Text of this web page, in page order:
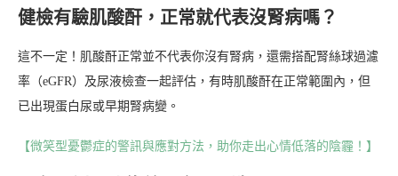
健檢有驗肌酸酐，正常就代表沒腎病嗎？
這不一定！肌酸酐正常並不代表你沒有腎病，還需搭配腎絲球過濾
率（eGFR）及尿液檢查一起評估，有時肌酸酐在正常範圍內，但
已出現蛋白尿或早期腎病變。
【微笑型憂鬱症的警訊與應對方法，助你走出心情低落的陰霾！】